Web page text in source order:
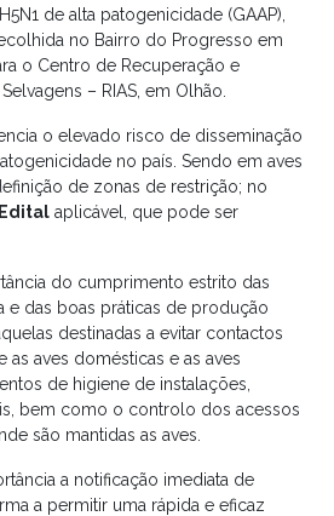
de alta patogenicidade (GAAP),
no Bairro do Progresso em
o Centro de Recuperação e
– RIAS, em Olhão.
o elevado risco de disseminação
no país. Sendo em aves
de zonas de restrição; no
Edital aplicável, que pode ser
do cumprimento estrito das
e das boas práticas de produção
destinadas a evitar contactos
aves domésticas e as aves
de higiene de instalações,
bem como o controlo dos acessos
são mantidas as aves.
a notificação imediata de
a permitir uma rápida e eficaz